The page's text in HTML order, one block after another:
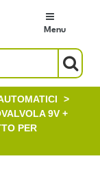
Menu
>
9V +
PER